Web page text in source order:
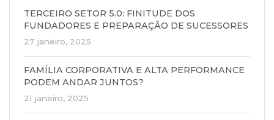
TERCEIRO SETOR 5.0: FINITUDE DOS
FUNDADORES E PREPARAÇÃO DE SUCESSORES
27 janeiro, 2025
FAMÍLIA CORPORATIVA E ALTA PERFORMANCE
PODEM ANDAR JUNTOS?
21 janeiro, 2025